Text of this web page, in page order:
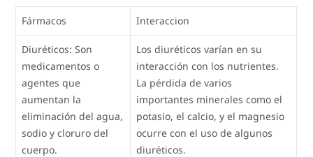
Fármacos Interaccion
Diuréticos: Son
medicamentos o
agentes que
aumentan la
eliminación del agua,
sodio y cloruro del
cuerpo.
Los diuréticos varían en su
interacción con los nutrientes.
La pérdida de varios
importantes minerales como el
potasio, el calcio, y el magnesio
ocurre con el uso de algunos
diuréticos.